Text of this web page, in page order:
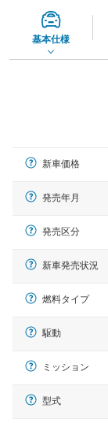
基本仕様
新車価格
発売年月
発売区分
新車発売状況
燃料タイプ
駆動
ミッション
型式